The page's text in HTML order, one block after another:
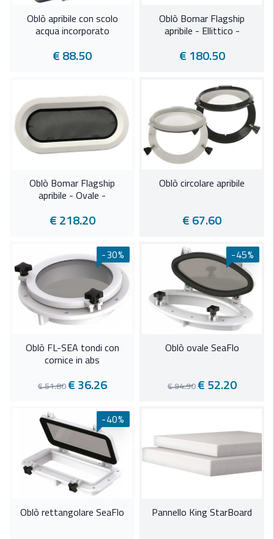
Oblò apribile con scolo
acqua incorporato
€ 88.50
Oblò Bomar Flagship
apribile - Ellittico -
€ 180.50
Oblò Bomar Flagship
apribile - Ovale -
€ 218.20
Oblò circolare apribile
€ 67.60
Oblò FL-SEA tondi con
cornice in abs
€ 51.80€ 36.26
-30%
Oblò ovale SeaFlo
€ 94.90€ 52.20
-45%
Oblò rettangolare SeaFlo
-40%
Pannello King StarBoard